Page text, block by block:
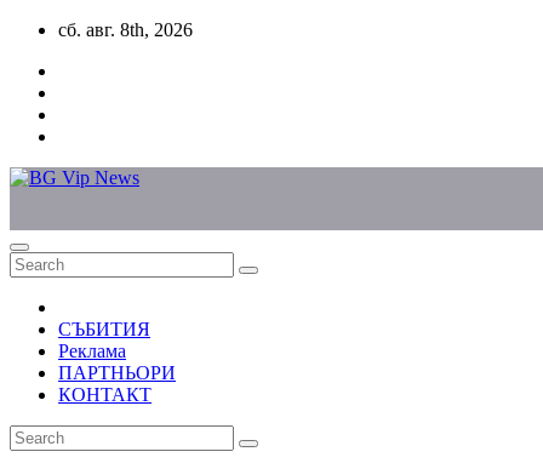
Skip
content
сб. авг. 8th, 2026
СЪБИТИЯ
Реклама
ПАРТНЬОРИ
КОНТАКТ